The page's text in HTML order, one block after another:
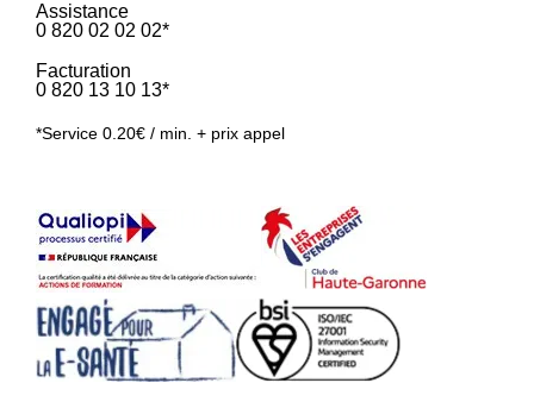
Assistance
0 820 02 02 02*
Facturation
0 820 13 10 13*
*Service 0.20€ / min. + prix appel